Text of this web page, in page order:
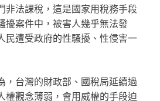
非法課稅，這是國家用稅務手段
擾案件中，被害人幾乎無法發
民遭受政府的性騷擾、性侵害一
，台灣的財政部、國稅局延續過
權觀念薄弱，會用威權的手段迫